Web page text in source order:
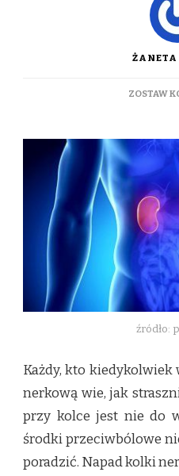
ZOSTAW
źródło:
Każdy, kto kiedykolwiek
nerkową wie, jak
przy kolce jest nie do
środki przeciwbólowe
poradzić. Napad kolki